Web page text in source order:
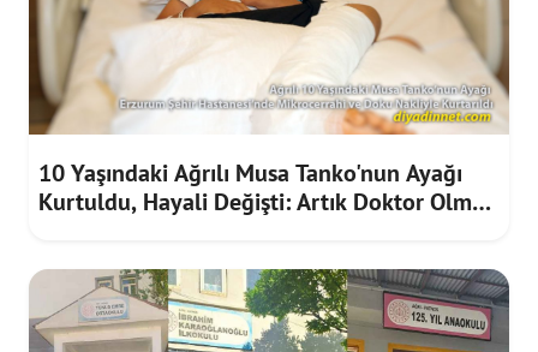
10 Yaşındaki Ağrılı Musa Tanko'nun Ayağı
Kurtuldu, Hayali Değişti: Artık Doktor Olmak